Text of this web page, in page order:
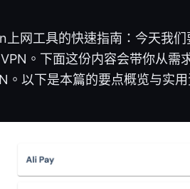
网工具的快速指南：今天我们
。下面这份内容会带你从需
以下是本篇的要点概览与实